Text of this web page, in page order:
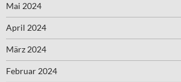
Mai 2024
April 2024
März 2024
Februar 2024